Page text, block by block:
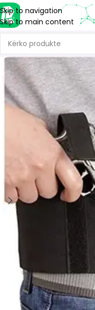
Skip to navigation
Skip to main content